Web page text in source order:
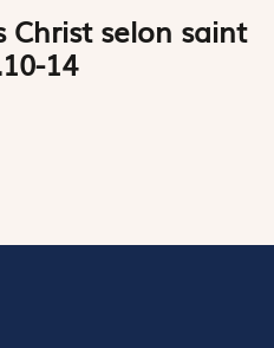
Christ selon saint
14